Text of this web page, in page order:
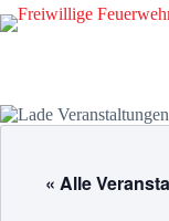
Zum
Inhalt
« Alle